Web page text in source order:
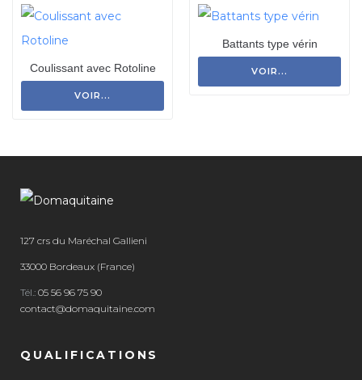
Coulissant avec Rotoline
VOIR...
Battants type vérin
VOIR...
127 crs du Maréchal Gallieni
33000 Bordeaux (France)
Tél.: 05 56 96 75 90
contact@domaquitaine.com
QUALIFICATIONS